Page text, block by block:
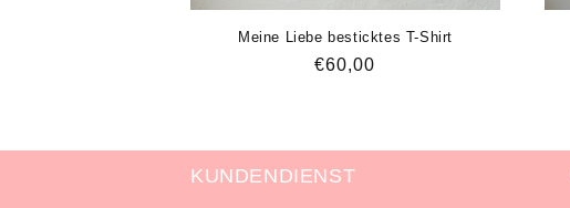
:
Meine Liebe besticktes T-Shirt
Normaler
€60,00
KUNDENDIENST